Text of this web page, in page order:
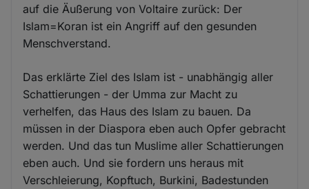
auf die Äußerung von Voltaire zurück: Der
Islam=Koran ist ein Angriff auf den gesunden
Menschverstand.
Das erklärte Ziel des Islam ist - unabhängig aller
Schattierungen - der Umma zur Macht zu
verhelfen, das Haus des Islam zu bauen. Da
müssen in der Diaspora eben auch Opfer gebracht
werden. Und das tun Muslime aller Schattierungen
eben auch. Und sie fordern uns heraus mit
Verschleierung, Kopftuch, Burkini, Badestunden